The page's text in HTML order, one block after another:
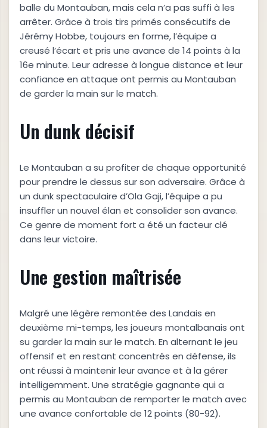
balle du Montauban, mais cela n’a pas suffi à les
arrêter. Grâce à trois tirs primés consécutifs de
Jérémy Hobbe, toujours en forme, l’équipe a
creusé l’écart et pris une avance de 14 points à la
16e minute. Leur adresse à longue distance et leur
confiance en attaque ont permis au Montauban
de garder la main sur le match.
Un dunk décisif
Le Montauban a su profiter de chaque opportunité
pour prendre le dessus sur son adversaire. Grâce à
un dunk spectaculaire d’Ola Gaji, l’équipe a pu
insuffler un nouvel élan et consolider son avance.
Ce genre de moment fort a été un facteur clé
dans leur victoire.
Une gestion maîtrisée
Malgré une légère remontée des Landais en
deuxième mi-temps, les joueurs montalbanais ont
su garder la main sur le match. En alternant le jeu
offensif et en restant concentrés en défense, ils
ont réussi à maintenir leur avance et à la gérer
intelligemment. Une stratégie gagnante qui a
permis au Montauban de remporter le match avec
une avance confortable de 12 points (80-92).